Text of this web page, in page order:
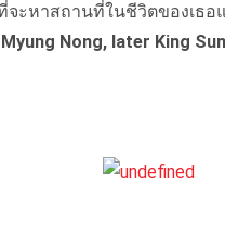
จะหาสถานที่ในชีวิตของเธ
Nong, later King